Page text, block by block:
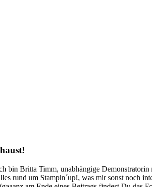
bin Britta Timm, unabhängige
rund um Stampin´up!, was mir sonst noch